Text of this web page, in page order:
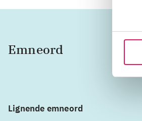
Emneord
Lignende emneord